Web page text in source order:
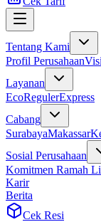
Tentang Kami
Profil Perusahaan
Layanan
EcoRegulerExpress
Cabang
SurabayaMakassar
Sosial Perusahaan
Komitmen Ramah
Karir
Berita
Cek Resi